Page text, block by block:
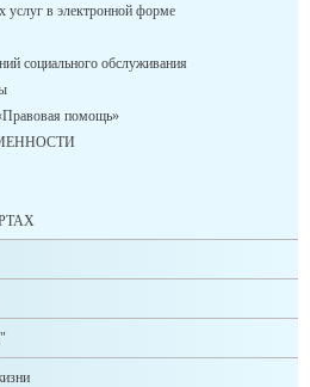
услуг в электронной форме
социального обслуживания
помощь»